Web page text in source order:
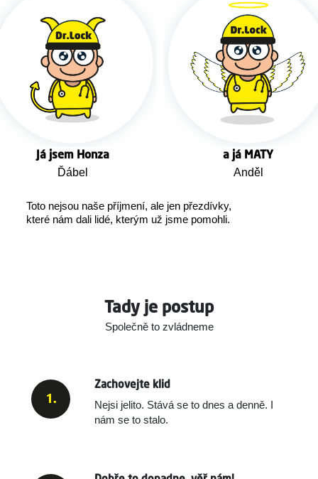
Já jsem Honza
Ďábel
a já MATY
Anděl
Toto nejsou naše příjmení, ale jen přezdívky,
které nám dali lidé, kterým už jsme pomohli.
Tady je postup
Společně to zvládneme
Zachovejte klid
Nejsi jelito. Stává se to dnes a denně.
nám se to stalo.